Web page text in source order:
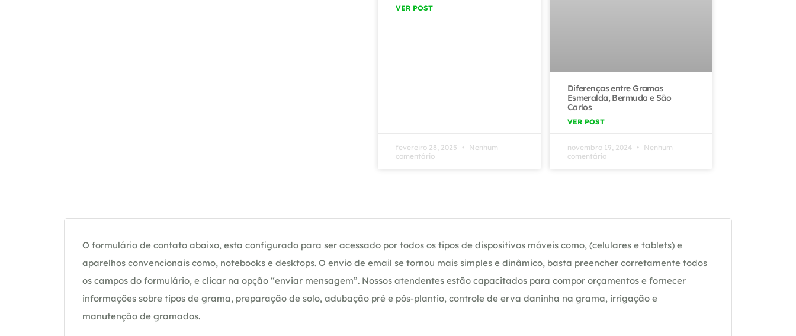
VER POST
fevereiro 28, 2025
Nenhum
comentário
Diferenças entre Gramas
Esmeralda, Bermuda e São
Carlos
VER POST
novembro 19, 2024
Nenhum
comentário
O formulário de contato abaixo, esta configurado para ser acessado por todos os tipos de dispositivos móveis como, (celulares e tablets) e
aparelhos convencionais como, notebooks e desktops. O envio de email se tornou mais simples e dinâmico, basta preencher corretamente todos
os campos do formulário, e clicar na opção “enviar mensagem”. Nossos atendentes estão capacitados para compor orçamentos e fornecer
informações sobre tipos de grama, preparação de solo, adubação pré e pós-plantio, controle de erva daninha na grama, irrigação e
manutenção de gramados.